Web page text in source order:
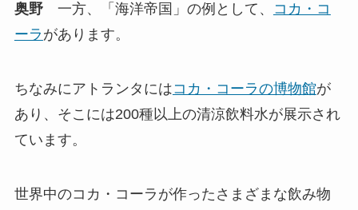
奥野一方、「海洋帝国」の例として、
コカ・コ
ーラ があります。
ちなみにアトランタにはコカ・コーラの博物館が
あり、そこには200種以上の清涼飲料水が展示され
ています。
世界中のコカ・コーラが作ったさまざまな飲み物